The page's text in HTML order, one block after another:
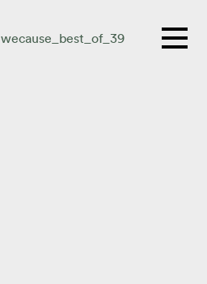
wecause_best_of_39